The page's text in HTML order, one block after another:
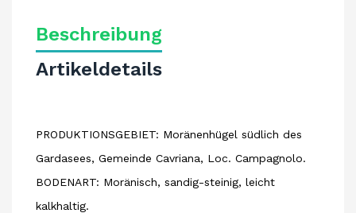
Beschreibung
Artikeldetails
PRODUKTIONSGEBIET: Moränenhügel südlich des
Gardasees, Gemeinde Cavriana, Loc. Campagnolo.
BODENART: Moränisch, sandig-steinig, leicht
kalkhaltig.